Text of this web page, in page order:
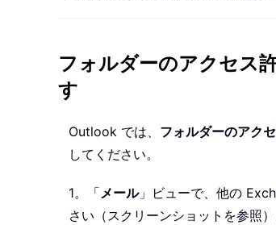
フォルダーのアクセス
す
Outlook では、 フォルダーのアク
してください。
1。「メール」ビューで、他の
さい（スクリーンショットを参照）